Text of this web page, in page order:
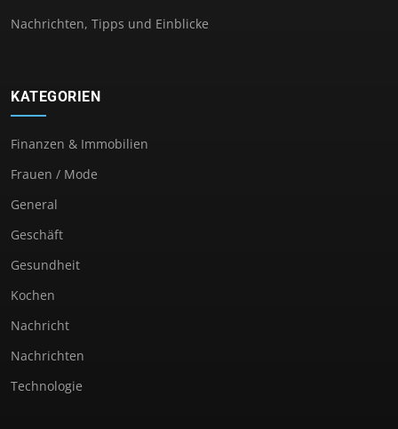
Nachrichten, Tipps und Einblicke
KATEGORIEN
Finanzen & Immobilien
Frauen / Mode
General
Geschäft
Gesundheit
Kochen
Nachricht
Nachrichten
Technologie